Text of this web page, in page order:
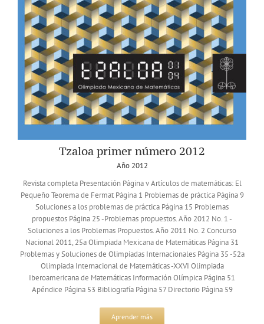
Tzaloa primer número 2012
Año 2012
Revista completa Presentación Página v Artículos de matemáticas: El
Pequeño Teorema de Fermat Página 1 Problemas de práctica Página 9
Soluciones a los problemas de práctica Página 15 Problemas
propuestos Página 25 -Problemas propuestos. Año 2012 No. 1 -
Soluciones a los Problemas Propuestos. Año 2011 No. 2 Concurso
Nacional 2011, 25a Olimpiada Mexicana de Matemáticas Página 31
Problemas y Soluciones de Olimpiadas Internacionales Página 35 -52a
Olimpiada Internacional de Matemáticas -XXVI Olimpiada
Iberoamericana de Matemáticas Información Olímpica Página 51
Apéndice Página 53 Bibliografía Página 57 Directorio Página 59
Aprender más